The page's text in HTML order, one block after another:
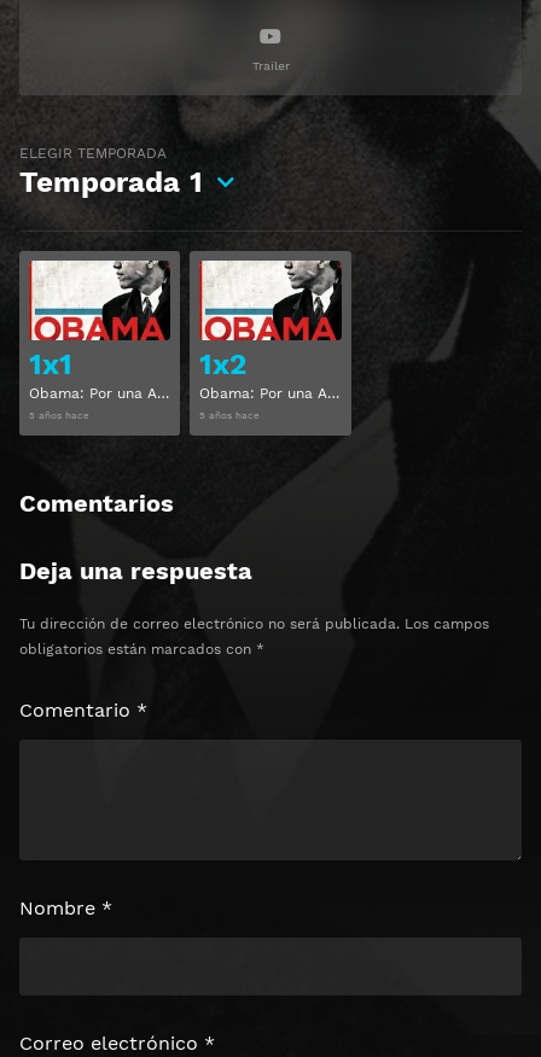
Trailer
ELEGIR TEMPORADA
Temporada 1
1x1
Obama: Por una América mejor Temporada 1 Capitulo 1
5 años hace
Ver
1x2
Obama: Por una América mejor Temporada 1 Capitulo 2
5 años hace
Comentarios
Deja una respuesta
Tu dirección de correo electrónico no será publicada. Los campos
obligatorios están marcados con *
Comentario *
Nombre *
Correo electrónico *